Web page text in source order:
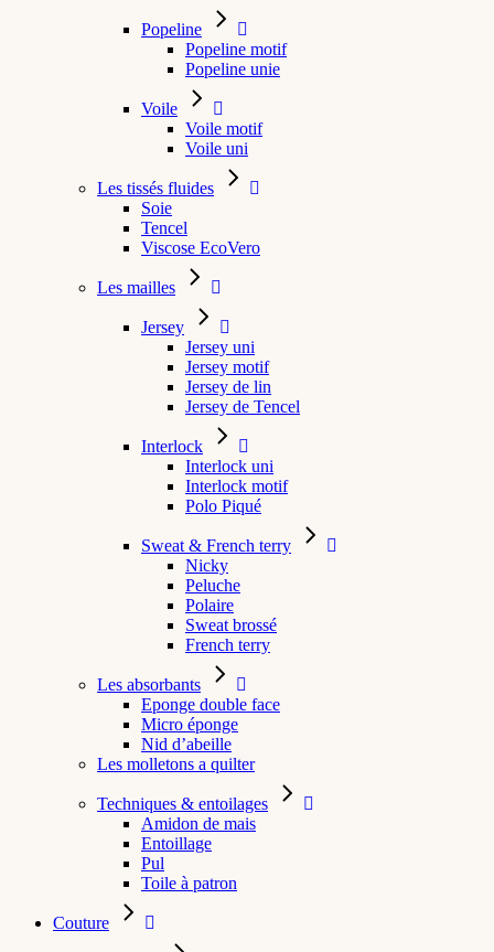
Popeline
Popeline motif
Popeline unie
Voile
Voile motif
Voile uni
Les tissés fluides
Soie
Tencel
Viscose EcoVero
Les mailles
Jersey
Jersey uni
Jersey motif
Jersey de lin
Jersey de Tencel
Interlock
Interlock uni
Interlock motif
Polo Piqué
Sweat & French terry
Nicky
Peluche
Polaire
Sweat brossé
French terry
Les absorbants
Eponge double face
Micro éponge
Nid d’abeille
Les molletons a quilter
Techniques & entoilages
Amidon de mais
Entoillage
Pul
Toile à patron
Couture